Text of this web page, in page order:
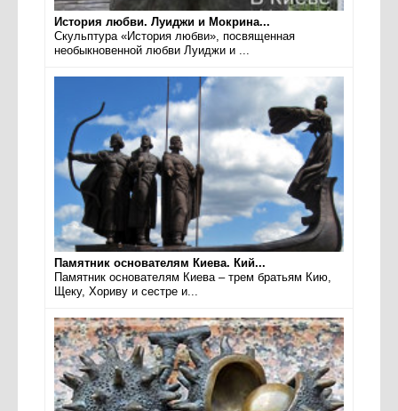
История любви. Луиджи и Мокрина...
Скульптура «История любви», посвященная
необыкновенной любви Луиджи и ...
Памятник основателям Киева. Кий...
Памятник основателям Киева – трем братьям Кию,
Щеку, Хориву и сестре и...